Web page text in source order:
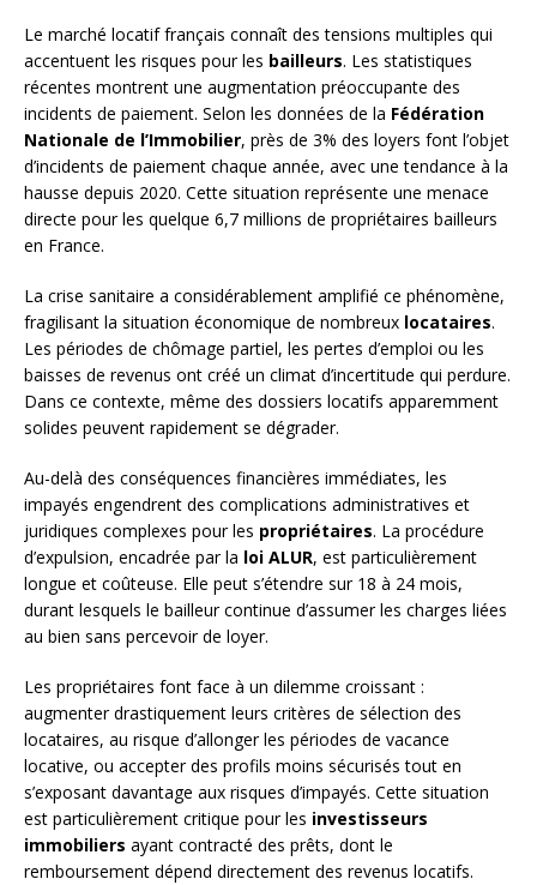
Le marché locatif français connaît des tensions multiples qui
accentuent les risques pour les bailleurs. Les statistiques
récentes montrent une augmentation préoccupante des
incidents de paiement. Selon les données de la Fédération
Nationale de l’Immobilier, près de 3% des loyers font l’objet
d’incidents de paiement chaque année, avec une tendance à la
hausse depuis 2020. Cette situation représente une menace
directe pour les quelque 6,7 millions de propriétaires bailleurs
en France.
La crise sanitaire a considérablement amplifié ce phénomène,
fragilisant la situation économique de nombreux locataires.
Les périodes de chômage partiel, les pertes d’emploi ou les
baisses de revenus ont créé un climat d’incertitude qui perdure.
Dans ce contexte, même des dossiers locatifs apparemment
solides peuvent rapidement se dégrader.
Au-delà des conséquences financières immédiates, les
impayés engendrent des complications administratives et
juridiques complexes pour les propriétaires. La procédure
d’expulsion, encadrée par la loi ALUR, est particulièrement
longue et coûteuse. Elle peut s’étendre sur 18 à 24 mois,
durant lesquels le bailleur continue d’assumer les charges liées
au bien sans percevoir de loyer.
Les propriétaires font face à un dilemme croissant :
augmenter drastiquement leurs critères de sélection des
locataires, au risque d’allonger les périodes de vacance
locative, ou accepter des profils moins sécurisés tout en
s’exposant davantage aux risques d’impayés. Cette situation
est particulièrement critique pour les investisseurs
immobiliers ayant contracté des prêts, dont le
remboursement dépend directement des revenus locatifs.